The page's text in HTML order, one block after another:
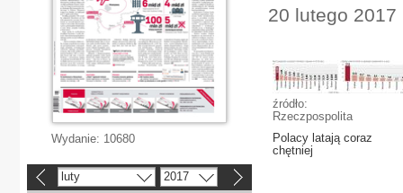
20 lutego 2017
źródło:
Rzeczpospolita
Polacy latają coraz
chętniej
Wydanie: 10680
luty 2017